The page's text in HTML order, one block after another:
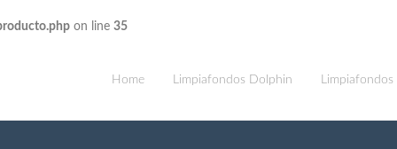
on line 35
Home Limpiafondos Dolphin